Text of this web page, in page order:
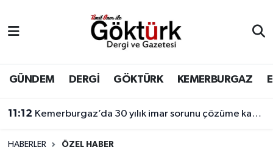
GÜNDEM DERGİ GÖKTÜRK KEMERBURGAZ
11:12 Kemerburgaz’da 30 yılık imar sorunu çözüme kavuşuyor
HABERLER ÖZEL HABER
BİLİM
DERGİ
DÜNYA
Eyüpsultan Hava Durumu
Eyüpsultan Trafik Yoğunluk Haritası
Süper Lig Puan Durumu ve Fikstür
Tüm Manşetler